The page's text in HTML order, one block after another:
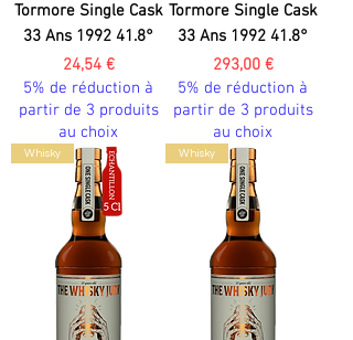
Tormore Single Cask
33 Ans 1992 41.8°
Prix
24,54 €
5% de réduction à
partir de 3 produits
au choix
Tormore Single Cask
33 Ans 1992 41.8°
Prix
293,00 €
5% de réduction à
partir de 3 produits
au choix
Whisky Whisky